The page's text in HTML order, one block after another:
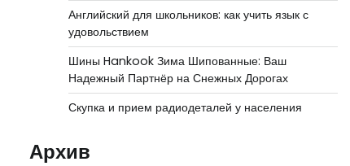
Английский для школьников: как учить язык с
удовольствием
Шины Hankook Зима Шипованные: Ваш
Надежный Партнёр на Снежных Дорогах
Скупка и прием радиодеталей у населения
Архив